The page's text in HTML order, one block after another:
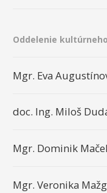
Oddelenie
Mgr. Eva
doc. Ing. Miloš
Mgr. Dominik
Mgr. Veronika